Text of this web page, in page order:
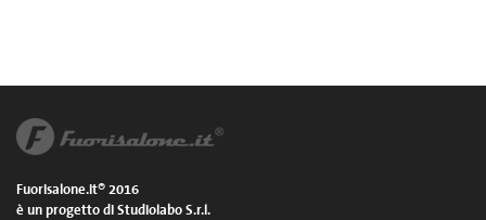
Fuorisalone.it® 2016
è un progetto di Studiolabo S.r.l.